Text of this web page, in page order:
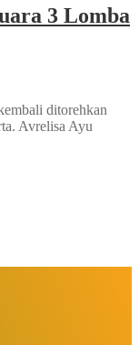
3 Lomba
ditorehkan
Avrelisa Ayu